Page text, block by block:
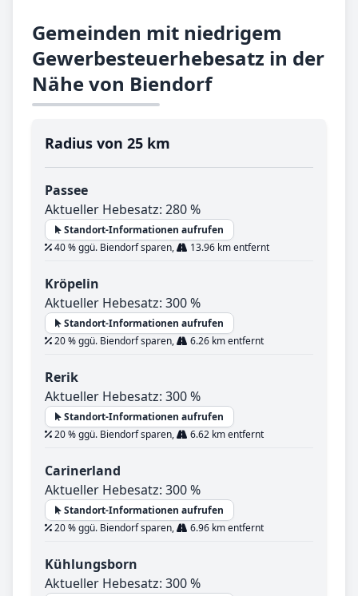
Gemeinden mit niedrigem
Gewerbesteuerhebesatz in der
Nähe von Biendorf
Radius von 25 km
Passee
Aktueller Hebesatz: 280 %
Standort-Informationen aufrufen
40 % ggü. Biendorf sparen,
13.96 km entfernt
Kröpelin
Aktueller Hebesatz: 300 %
Standort-Informationen aufrufen
20 % ggü. Biendorf sparen,
6.26 km entfernt
Rerik
Aktueller Hebesatz: 300 %
Standort-Informationen aufrufen
20 % ggü. Biendorf sparen,
6.62 km entfernt
Carinerland
Aktueller Hebesatz: 300 %
Standort-Informationen aufrufen
20 % ggü. Biendorf sparen,
6.96 km entfernt
Kühlungsborn
Aktueller Hebesatz: 300 %